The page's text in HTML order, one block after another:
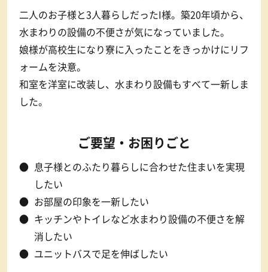
二人のお子様と3人暮らしだったI様。築20年頃から、
水まわりの設備の不便さが気になっていました。
娘様が高校生になり寮に入ったことをきっかけにリフ
ォームを決意。
和室を洋室に改装し、水まわり設備もすべて一新しま
した。
ご要望・お困りごと
息子様とのふたり暮らしに合わせた住まいを実現
したい
お部屋の印象を一新したい
キッチンやトイレなど水まわり設備の不便さを解
消したい
ユニットバスで足を伸ばしたい